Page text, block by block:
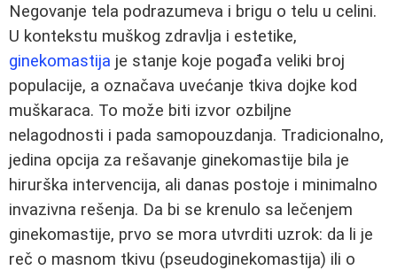
Negovanje tela podrazumeva i brigu o telu u celini.
U kontekstu muškog zdravlja i estetike,
ginekomastija je stanje koje pogađa veliki broj
populacije, a označava uvećanje tkiva dojke kod
muškaraca. To može biti izvor ozbiljne
nelagodnosti i pada samopouzdanja. Tradicionalno,
jedina opcija za rešavanje ginekomastije bila je
hirurška intervencija, ali danas postoje i minimalno
invazivna rešenja. Da bi se krenulo sa lečenjem
ginekomastije, prvo se mora utvrditi uzrok: da li je
reč o masnom tkivu (pseudoginekomastija) ili o